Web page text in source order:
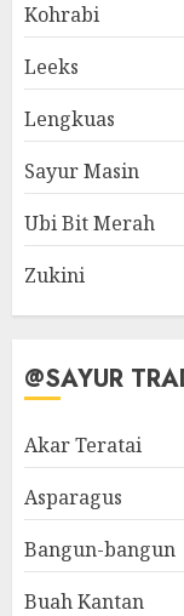
Kohrabi
Leeks
Lengkuas
Sayur Masin
Ubi Bit Merah
Zukini
@SAYUR
Akar Teratai
Asparagus
Bangun-bangun
Buah Kantan